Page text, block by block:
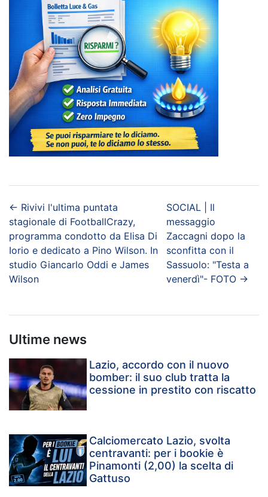
← Rivivi l'ultima puntata
stagionale di FootballCrazy,
programma condotto da Elisa Di
Iorio e dedicato a Pino Wilson. In
studio Giancarlo Oddi e James
Wilson
SOCIAL | Il
messaggio
Zaccagni dopo la
sconfitta con il
Sassuolo: "Testa a
venerdì"- FOTO→
Ultime news
Lazio, accordo con il nuovo
bomber: il suo club tratta la
cessione in prestito con riscatto
Calciomercato Lazio, svolta
centravanti: per i bookie è
Pinamonti (2,00) la scelta di
Gattuso